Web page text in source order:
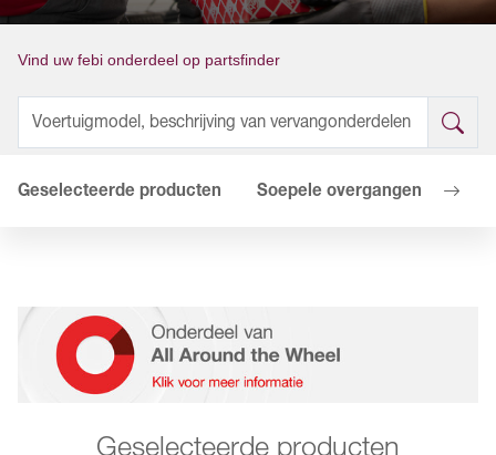
Vind uw febi onderdeel op partsfinder
Geselecteerde producten Soepele overgangen Uw
Geselecteerde producten